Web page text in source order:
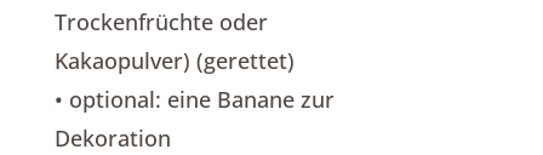
Trockenfrüchte oder
Kakaopulver) (gerettet)
• optional: eine Banane zur
Dekoration